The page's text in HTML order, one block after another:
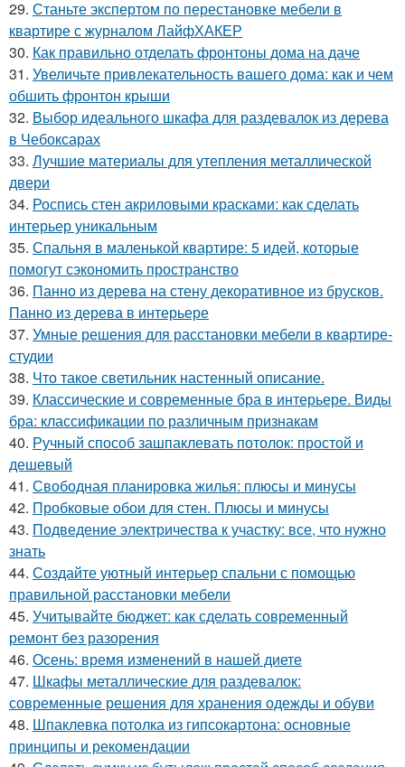
29. Станьте экспертом по перестановке мебели в
квартире с журналом ЛайфХАКЕР
30. Как правильно отделать фронтоны дома на даче
31. Увеличьте привлекательность вашего дома: как и чем
обшить фронтон крыши
32. Выбор идеального шкафа для раздевалок из дерева
в Чебоксарах
33. Лучшие материалы для утепления металлической
двери
34. Роспись стен акриловыми красками: как сделать
интерьер уникальным
35. Спальня в маленькой квартире: 5 идей, которые
помогут сэкономить пространство
36. Панно из дерева на стену декоративное из брусков.
Панно из дерева в интерьере
37. Умные решения для расстановки мебели в квартире-
студии
38. Что такое светильник настенный описание.
39. Классические и современные бра в интерьере. Виды
бра: классификации по различным признакам
40. Ручный способ зашпаклевать потолок: простой и
дешевый
41. Свободная планировка жилья: плюсы и минусы
42. Пробковые обои для стен. Плюсы и минусы
43. Подведение электричества к участку: все, что нужно
знать
44. Создайте уютный интерьер спальни с помощью
правильной расстановки мебели
45. Учитывайте бюджет: как сделать современный
ремонт без разорения
46. Осень: время изменений в нашей диете
47. Шкафы металлические для раздевалок:
современные решения для хранения одежды и обуви
48. Шпаклевка потолка из гипсокартона: основные
принципы и рекомендации